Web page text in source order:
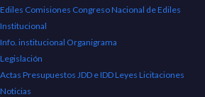
Ediles Comisiones Congreso Nacional de Ediles
Institucional
Info. institucional Organigrama
Legislación
Actas Presupuestos JDD e IDDLeyes Licitaciones
Noticias